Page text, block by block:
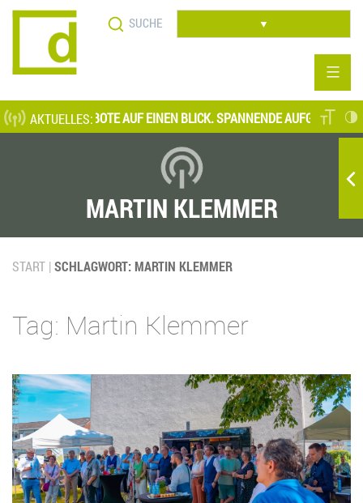
Direkt
Suche ▼
AKTUELLES:AUF EINEN BLICK. SPANNENDE AUFGABENFELDER
MARTIN KLEMMER
START SCHLAGWORT: MARTIN KLEMMER
Tag: Martin Klemmer